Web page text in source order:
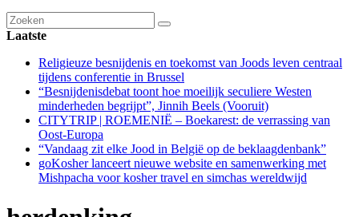
Laatste
Religieuze besnijdenis en toekomst van Joods leven centraal
tijdens conferentie in Brussel
“Besnijdenisdebat toont hoe moeilijk seculiere Westen
minderheden begrijpt”, Jinnih Beels (Vooruit)
CITYTRIP | ROEMENIË – Boekarest: de verrassing van
Oost-Europa
“Vandaag zit elke Jood in België op de beklaagdenbank”
goKosher lanceert nieuwe website en samenwerking met
Mishpacha voor kosher travel en simchas wereldwijd